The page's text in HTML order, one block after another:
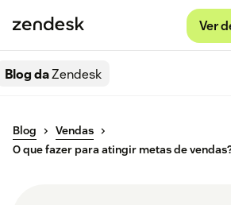
Ver
Blog daZendesk
Blog
Vendas
O que fazer para atingir metas de